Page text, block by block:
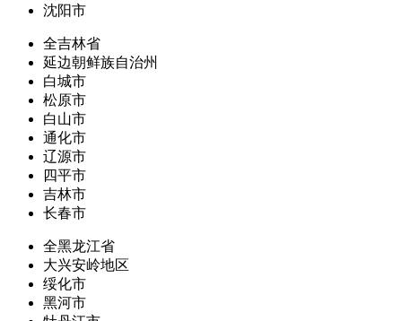
沈阳市
全吉林省
延边朝鲜族自治州
白城市
松原市
白山市
通化市
辽源市
四平市
吉林市
长春市
全黑龙江省
大兴安岭地区
绥化市
黑河市